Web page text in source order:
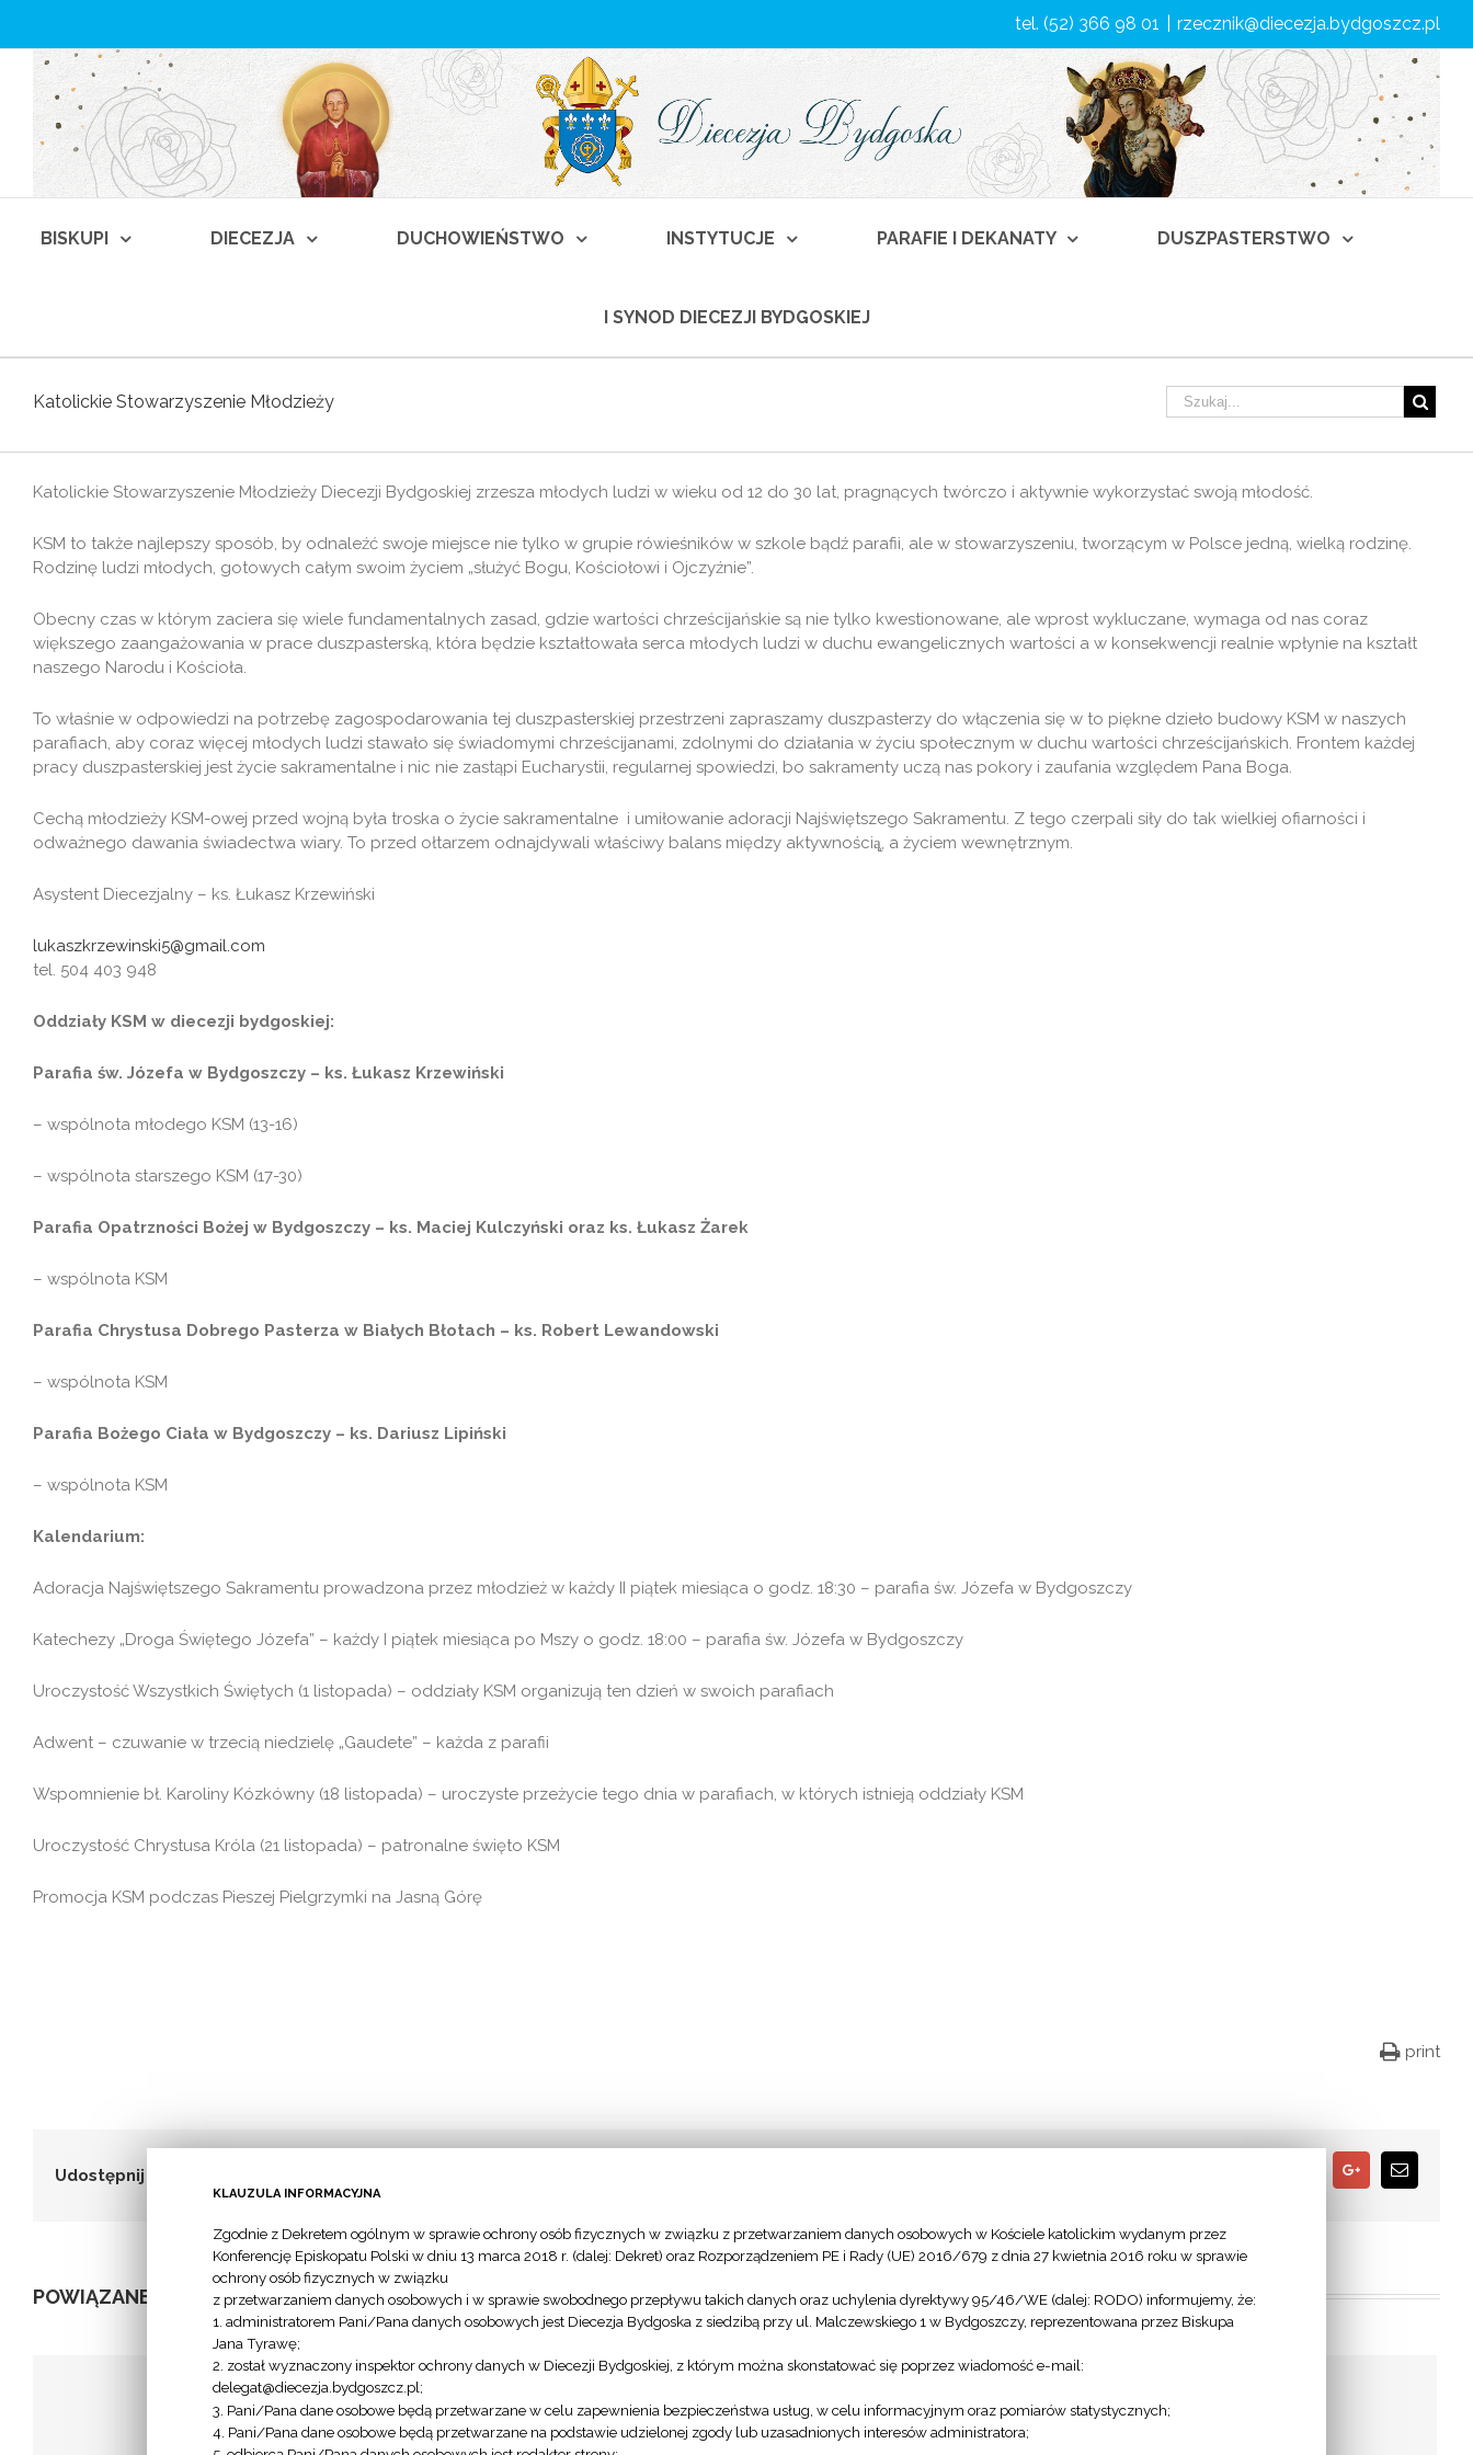
tel. (52) 366 98 01 rzecznik@diecezja.bydgoszcz.pl
BISKUPI DIECEZJA DUCHOWIEŃSTWO INSTYTUCJE PARAFIE I DEKANATY DUSZPASTERSTWO
I SYNOD DIECEZJI BYDGOSKIEJ
Katolickie Stowarzyszenie Młodzieży
Katolickie Stowarzyszenie Młodzieży Diecezji Bydgoskiej zrzesza młodych ludzi w wieku od 12 do 30 lat, pragnących twórczo i aktywnie wykorzystać swoją młodość.
KSM to także najlepszy sposób, by odnaleźć swoje miejsce nie tylko w grupie rówieśników w szkole bądź parafii, ale w stowarzyszeniu, tworzącym w Polsce jedną, wielką rodzinę.
Rodzinę ludzi młodych, gotowych całym swoim życiem „służyć Bogu, Kościołowi i Ojczyźnie”.
Obecny czas w którym zaciera się wiele fundamentalnych zasad, gdzie wartości chrześcijańskie są nie tylko kwestionowane, ale wprost wykluczane, wymaga od nas coraz
większego zaangażowania w prace duszpasterską, która będzie kształtowała serca młodych ludzi w duchu ewangelicznych wartości a w konsekwencji realnie wpłynie na kształt
naszego Narodu i Kościoła.
To właśnie w odpowiedzi na potrzebę zagospodarowania tej duszpasterskiej przestrzeni zapraszamy duszpasterzy do włączenia się w to piękne dzieło budowy KSM w naszych
parafiach, aby coraz więcej młodych ludzi stawało się świadomymi chrześcijanami, zdolnymi do działania w życiu społecznym w duchu wartości chrześcijańskich. Frontem każdej
pracy duszpasterskiej jest życie sakramentalne i nic nie zastąpi Eucharystii, regularnej spowiedzi, bo sakramenty uczą nas pokory i zaufania względem Pana Boga.
Cechą młodzieży KSM-owej przed wojną była troska o życie sakramentalne i umiłowanie adoracji Najświętszego Sakramentu. Z tego czerpali siły do tak wielkiej ofiarności i
odważnego dawania świadectwa wiary. To przed ołtarzem odnajdywali właściwy balans między aktywnością̨, a życiem wewnętrznym.
Asystent Diecezjalny – ks. Łukasz Krzewiński
lukaszkrzewinski5@gmail.com
tel. 504 403 948
Oddziały KSM w diecezji bydgoskiej:
Parafia św. Józefa w Bydgoszczy – ks. Łukasz Krzewiński
– wspólnota młodego KSM (13-16)
– wspólnota starszego KSM (17-30)
Parafia Opatrzności Bożej w Bydgoszczy – ks. Maciej Kulczyński oraz ks. Łukasz Żarek
– wspólnota KSM
Parafia Chrystusa Dobrego Pasterza w Białych Błotach – ks. Robert Lewandowski
– wspólnota KSM
Parafia Bożego Ciała w Bydgoszczy – ks. Dariusz Lipiński
– wspólnota KSM
Kalendarium:
Adoracja Najświętszego Sakramentu prowadzona przez młodzież w każdy II piątek miesiąca o godz. 18:30 – parafia św. Józefa w Bydgoszczy
Katechezy „Droga Świętego Józefa” – każdy I piątek miesiąca po Mszy o godz. 18:00 – parafia św. Józefa w Bydgoszczy
Uroczystość Wszystkich Świętych (1 listopada) – oddziały KSM organizują ten dzień w swoich parafiach
Adwent – czuwanie w trzecią niedzielę „Gaudete” – każda z parafii
Wspomnienie bł. Karoliny Kózkówny (18 listopada) – uroczyste przeżycie tego dnia w parafiach, w których istnieją oddziały KSM
Uroczystość Chrystusa Króla (21 listopada) – patronalne święto KSM
Promocja KSM podczas Pieszej Pielgrzymki na Jasną Górę
print
Udostępnij to! TwitterGoogle+Email
POWIĄZANE POSTY
Apostolat Modlitwy za
KLAUZULA INFORMACYJNA
Zgodnie z Dekretem ogólnym w sprawie ochrony osób fizycznych w związku z przetwarzaniem danych osobowych w Kościele katolickim wydanym przez
Konferencję Episkopatu Polski w dniu 13 marca 2018 r. (dalej: Dekret) oraz Rozporządzeniem PE i Rady (UE) 2016/679 z dnia 27 kwietnia 2016 roku w sprawie
ochrony osób fizycznych w związku
z przetwarzaniem danych osobowych i w sprawie swobodnego przepływu takich danych oraz uchylenia dyrektywy 95/46/WE (dalej: RODO) informujemy, że:
1. administratorem Pani/Pana danych osobowych jest Diecezja Bydgoska z siedzibą przy ul. Malczewskiego 1 w Bydgoszczy, reprezentowana przez Biskupa
Jana Tyrawę;
2. został wyznaczony inspektor ochrony danych w Diecezji Bydgoskiej, z którym można skonstatować się poprzez wiadomość e-mail:
delegat@diecezja.bydgoszcz.pl;
3. Pani/Pana dane osobowe będą przetwarzane w celu zapewnienia bezpieczeństwa usług, w celu informacyjnym oraz pomiarów statystycznych;
4. Pani/Pana dane osobowe będą przetwarzane na podstawie udzielonej zgody lub uzasadnionych interesów administratora;